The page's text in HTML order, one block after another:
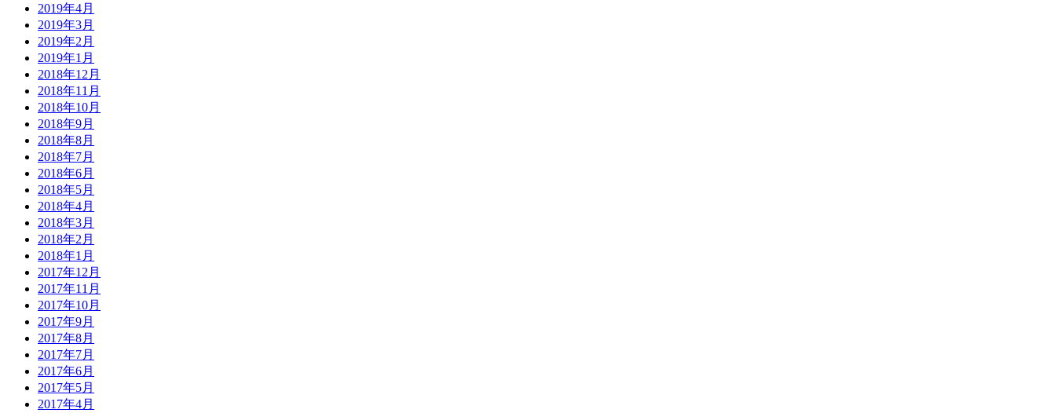
2019年4月
2019年3月
2019年2月
2019年1月
2018年12月
2018年11月
2018年10月
2018年9月
2018年8月
2018年7月
2018年6月
2018年5月
2018年4月
2018年3月
2018年2月
2018年1月
2017年12月
2017年11月
2017年10月
2017年9月
2017年8月
2017年7月
2017年6月
2017年5月
2017年4月